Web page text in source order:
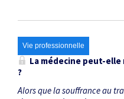
Vie professionnelle
La médecine peut-elle
?
Alors que la souffrance au